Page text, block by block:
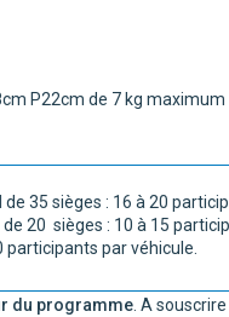
P22cm de 7 kg maximum
35 sièges : 16 à 20
20 sièges : 10 à 15
par véhicule.
du programme. A